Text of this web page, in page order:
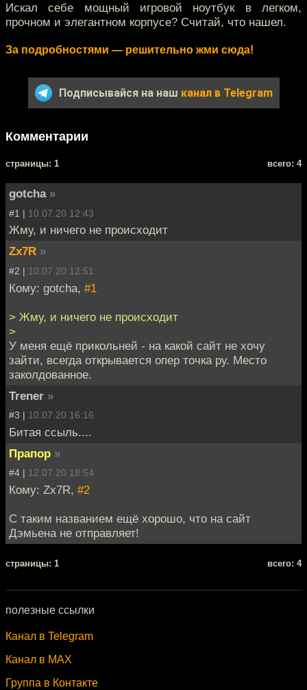
Искал себе мощный игровой ноутбук в легком,
прочном и элегантном корпусе? Считай, что нашел.
За подробностями — решительно жми сюда!
Подписывайся на наш канал в Telegram
Комментарии
cтраницы: 1 всего: 4
gotcha »
#1 | 10.07.20 12:43
Жму, и ничего не происходит
Zx7R »
#2 | 10.07.20 12:51
Кому: gotcha, #1
> Жму, и ничего не происходит
>
У меня ещё прикольней - на какой сайт не хочу
зайти, всегда открывается опер точка ру. Место
заколдованное.
Trener »
#3 | 10.07.20 16:16
Битая ссыль....
Прапор »
#4 | 12.07.20 18:54
Кому: Zx7R, #2
С таким названием ещё хорошо, что на сайт
Дэмьена не отправляет!
cтраницы: 1 всего: 4
полезные ссылки
Канал в Telegram
Канал в MAX
Группа в Контакте